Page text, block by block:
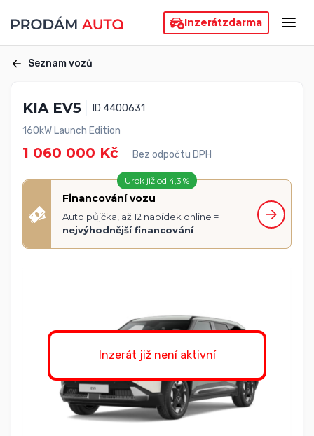
Inzerátzdarma
Seznam vozů
KIA EV5
ID 4400631
160kW Launch Edition
1 060 000 Kč Bez odpočtu DPH
Úrok již od 4,3 %
Financování vozu
Auto půjčka, až 12 nabídek online =
nejvýhodnější financování
Inzerát již není aktivní